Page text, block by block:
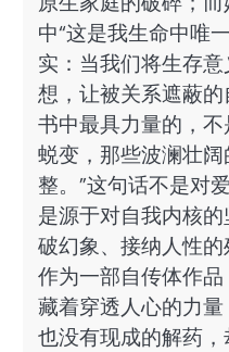
中“这是我生命中唯
实：当我们将生存
想，让被关系遮蔽的
书中最具力量的，
蜕变，那些波澜壮
整。”这句话不是对
是源于对自我内核
破幻象、接纳人性
作为一部自传体作
藏着穿透人心的力
也没有现成的解药